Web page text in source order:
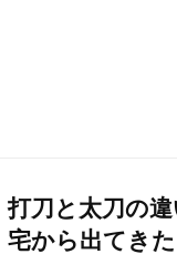
打刀と太刀の
宅から出てき